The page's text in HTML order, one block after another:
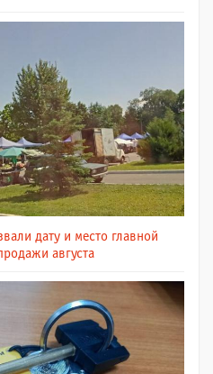
дату и место главной
августа